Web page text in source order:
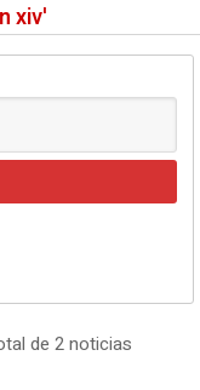
xiv'
de 2 noticias